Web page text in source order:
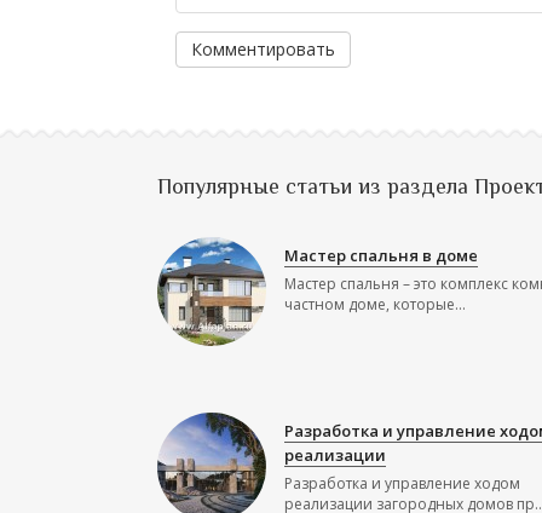
Комментировать
Популярные статьи из раздела
Мастер спальня в доме
Мастер спальня – это комплекс
частном доме, которые...
Разработка и управление
реализации
Разработка и управление ходом
реализации загородных домов